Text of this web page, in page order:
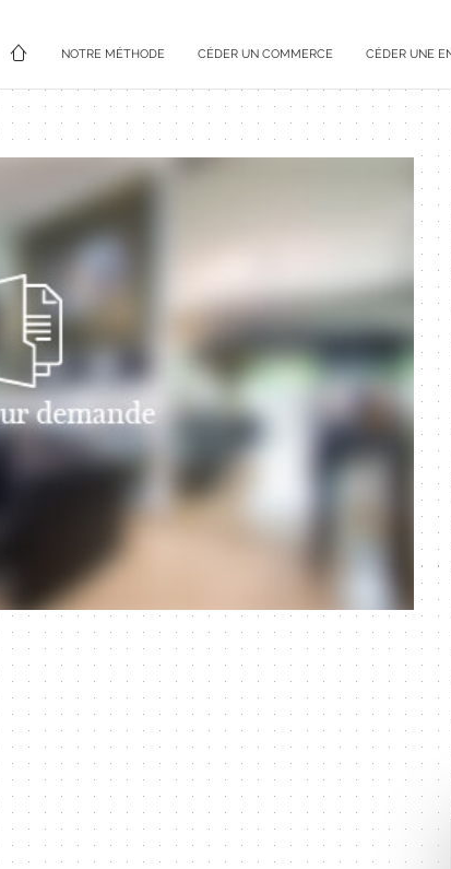
NOTRE MÉTHODE CÉDER UN COMMERCE CÉDER UNE